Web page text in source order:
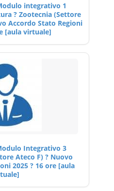
integrativo 1
? Zootecnia (Settore
Accordo Stato Regioni
[aula virtuale]
Integrativo 3
Ateco F) ? Nuovo
2025 ? 16 ore [aula